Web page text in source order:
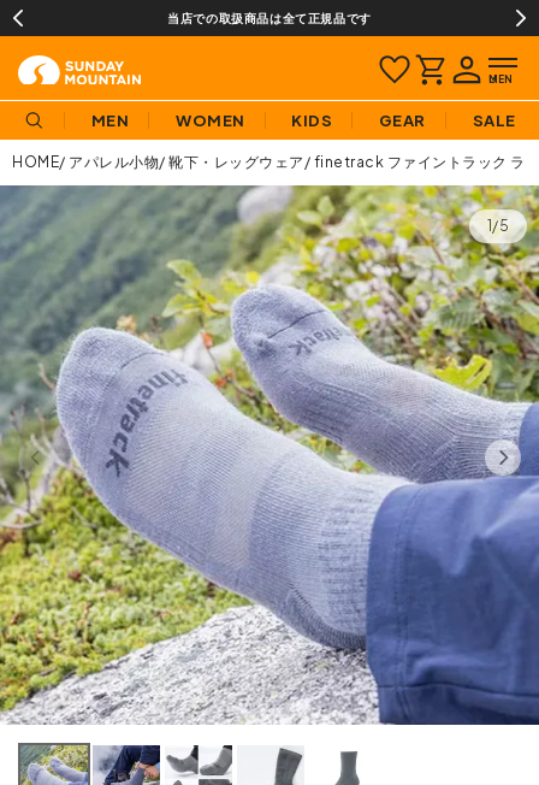
当店での取扱商品は全て正規品です
MEN WOMEN KIDS GEAR SALE
HOME アパレル小物 靴下・レッグウェア finetrack ファイントラック ラ
1/5